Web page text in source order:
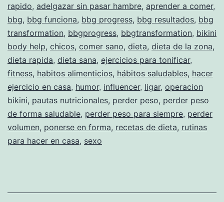
rapido, adelgazar sin pasar hambre, aprender a comer,
bbg, bbg funciona, bbg progress, bbg resultados, bbg
transformation, bbgprogress, bbgtransformation, bikini
body help, chicos, comer sano, dieta, dieta de la zona,
dieta rapida, dieta sana, ejercicios para tonificar,
fitness, habitos alimenticios, hábitos saludables, hacer
ejercicio en casa, humor, influencer, ligar, operacion
bikini, pautas nutricionales, perder peso, perder peso
de forma saludable, perder peso para siempre, perder
volumen, ponerse en forma, recetas de dieta, rutinas
para hacer en casa, sexo